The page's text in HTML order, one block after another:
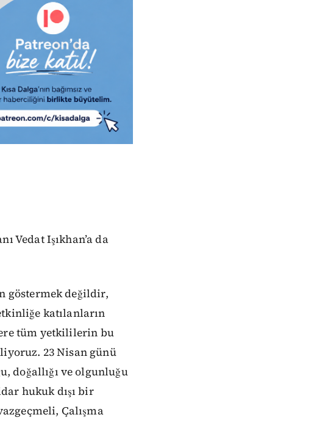
Vedat Işıkhan’a da
göstermek değildir,
katılanların
tüm yetkililerin bu
23 Nisan günü
doğallığı ve olgunluğu
hukuk dışı bir
Çalışma